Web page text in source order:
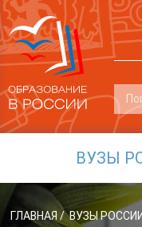
ВУЗЫ
ГЛАВНАЯ / ВУЗЫ РОССИИ